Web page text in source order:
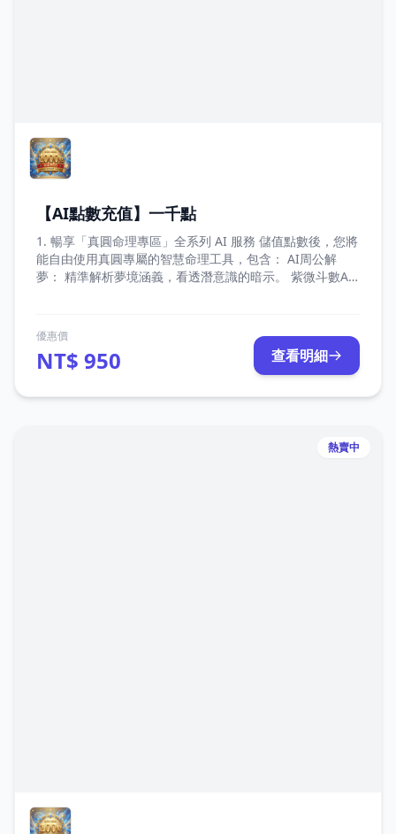
【AI點數充值】一千點
1. 暢享「真圓命理專區」全系列 AI 服務 儲值點數後，您將
能自由使用真圓專屬的智慧命理工具，包含： AI周公解
夢： 精準解析夢境涵義，看透潛意識的暗示。 紫微斗數AI
指引。 未來擴充特權： 點數支援未來所有即將上線的「真
圓 AI 專案」，一次儲值，持續享受最新服務。 2. 點數價值
1 : 1 等同新台幣，消費最透明 點數與新台幣（NTD）的兌
直觀、最安心的方式體驗我們的命理服務。
優惠價
NT$ 950 查看明細
熱賣中